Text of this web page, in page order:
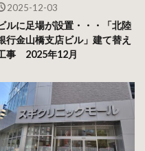
2025-12-03
ルに足場が設置・・・「北陸
行金山橋支店ビル」建て替え
事 2025年12月